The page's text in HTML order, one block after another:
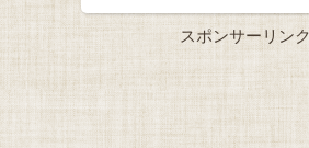
スポンサーリンク